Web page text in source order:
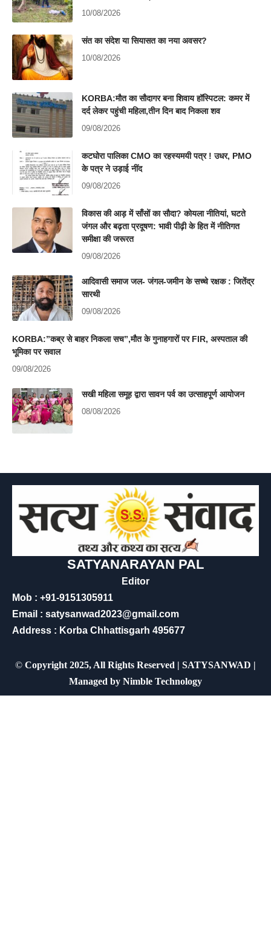
10/08/2026
संत का संदेश या सियासत का नया अवसर?
10/08/2026
KORBA:मौत का सौदागर बना शिवाय हॉस्पिटल: कमर में
दर्द लेकर पहुंची महिला,तीन दिन बाद निकला शव
09/08/2026
कटघोरा पालिका CMO का रहस्यमयी पत्र ! उधर, PMO
के पत्र ने उड़ाई नींद
09/08/2026
विकास की आड़ में साँसों का सौदा? कोयला नीतियां, घटते
जंगल और बढ़ता प्रदूषण: भावी पीढ़ी के हित में नीतिगत
समीक्षा की जरूरत
09/08/2026
आदिवासी समाज जल- जंगल-जमीन के सच्चे रक्षक : जितेंद्र
सारथी
09/08/2026
KORBA:”कब्र से बाहर निकला सच”,मौत के गुनाहगारों पर FIR, अस्पताल की
भूमिका पर सवाल
09/08/2026
सखी महिला समूह द्वारा सावन पर्व का उत्साहपूर्ण आयोजन
08/08/2026
SATYANARAYAN PAL
Editor
Mob : +91-9151305911
Email : satysanwad2023@gmail.com
Address : Korba Chhattisgarh 495677
© Copyright 2025, All Rights Reserved | SATYSANWAD |
Managed by Nimble Technology